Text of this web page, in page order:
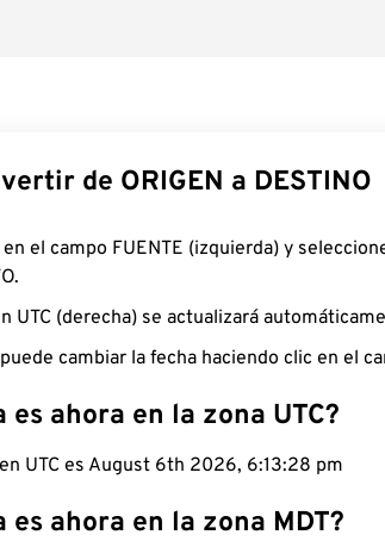
de ORIGEN a DESTINO
en el campo FUENTE (izquierda) y
UTC (derecha) se actualizará
cambiar la fecha haciendo clic en el
es ahora en la zona UTC?
UTC es August 6th 2026, 6:13:29 pm
es ahora en la zona MDT?